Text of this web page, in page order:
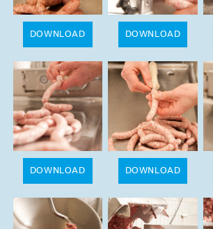
DOWNLOAD DOWNLOAD
DOWNLOAD DOWNLOAD